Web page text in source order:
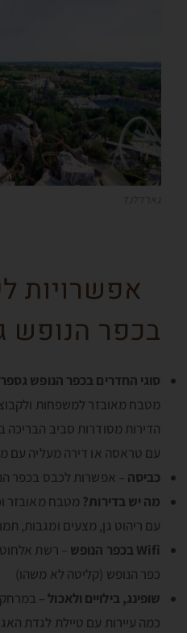
אפשרויות
בכפר הנופש
סוגי החדרים בכפר הנופש
מטבח מאובזר למשפחות
הדירות מסודרות סביב הבריכה
עם טראסה או דירה מעליה עם
כביסה – אפשרות לכבס בכפר
מה יש בדירות? מטבח מאובזר
עם ריהוט גן, מצעים ומגבות,
Wifi בכפר הנופש
– רשת
כפר הנופש (קליטה לא משהו)
שופינג, בילויים ולאכול– במרחק
כמה עיירות עם טיילת לגדת